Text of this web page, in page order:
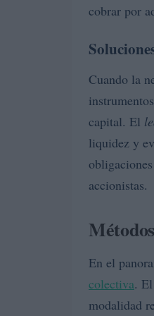
cobrar por
Cuando la
capital. El
liquidez y
accionistas.
En el
colectiva. El
modalidad